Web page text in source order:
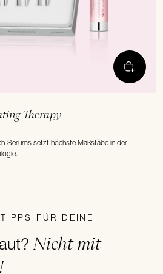
Therapy
Serums setzt höchste Maßstäbe in der
FÜR DEINE
Nicht mit